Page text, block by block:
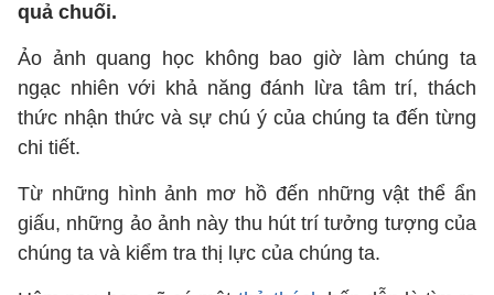
quả chuối.
Ảo ảnh quang học không bao giờ làm chúng ta
ngạc nhiên với khả năng đánh lừa tâm trí, thách
thức nhận thức và sự chú ý của chúng ta đến từng
chi tiết.
Từ những hình ảnh mơ hồ đến những vật thể ẩn
giấu, những ảo ảnh này thu hút trí tưởng tượng của
chúng ta và kiểm tra thị lực của chúng ta.